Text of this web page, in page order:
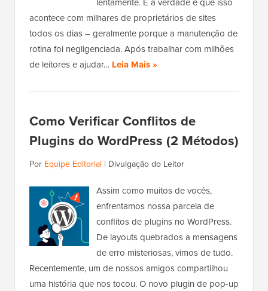
acontece com milhares de proprietários de sites
todos os dias – geralmente porque a manutenção de
rotina foi negligenciada. Após trabalhar com milhões
de leitores e ajudar… Leia Mais »
Como Verificar Conflitos de
Plugins do WordPress (2 Métodos)
Por Equipe Editorial | Divulgação do Leitor
Assim como muitos de vocês,
enfrentamos nossa parcela de
conflitos de plugins no WordPress.
De layouts quebrados a mensagens
de erro misteriosas, vimos de tudo.
Recentemente, um de nossos amigos compartilhou
uma história que nos tocou. O novo plugin de pop-up